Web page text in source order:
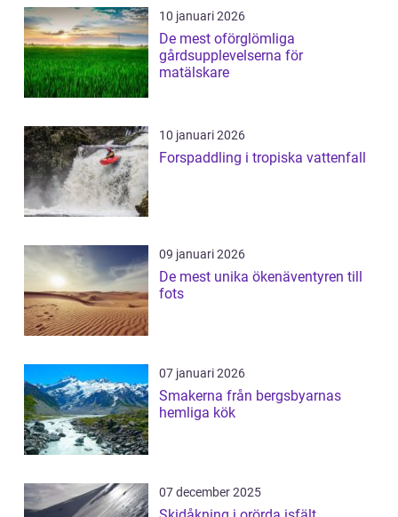
10 januari 2026
De mest oförglömliga
gårdsupplevelserna för
matälskare
10 januari 2026
Forspaddling i tropiska vattenfall
09 januari 2026
De mest unika ökenäventyren till
fots
07 januari 2026
Smakerna från bergsbyarnas
hemliga kök
07 december 2025